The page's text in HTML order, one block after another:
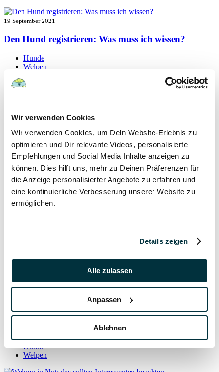
Wir verwenden Cookies
Wir verwenden Cookies, um Dein Website-Erlebnis zu
optimieren und Dir relevante Videos, personalisierte
Empfehlungen und Social Media Inhalte anzeigen zu
können. Dies hilft uns, mehr zu Deinen Präferenzen für
die Anzeige personalisierter Angebote zu erfahren und
eine kontinuierliche Verbesserung unserer Website zu
ermöglichen.
Details zeigen
Alle zulassen
Anpassen
Ablehnen
19 September 2021
Den Hund registrieren: Was muss ich wissen?
Hunde
Welpen
Hunde
19 September 2021
Wann haben Welpen Zahnwechsel?
Hunde
Welpen
19 September 2021
Welpen entwurmen: das müssen Sie wissen
Hunde
Welpen